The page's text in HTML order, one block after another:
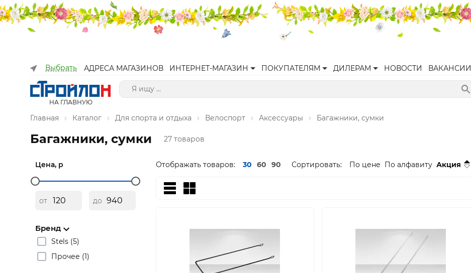
Выбрать АДРЕСА МАГАЗИНОВ ИНТЕРНЕТ-МАГАЗИН ПОКУПАТЕЛЯМ ДИЛЕРАМ НОВОСТИ ВАКАНСИИ
НА ГЛАВНУЮ
Главная Каталог Для спорта и отдыха Велоспорт Аксессуары Багажники, сумки
Багажники, сумки 27 товаров
Цена, р
от до
Бренд
Stels (5)
Прочее (1)
Отображать товаров: 30 60 90 Сортировать: По цене По алфавиту Акция